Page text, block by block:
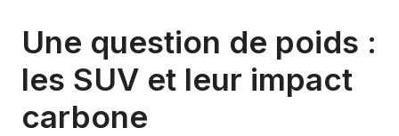
Une question de poids :
les SUV et leur impact
carbone